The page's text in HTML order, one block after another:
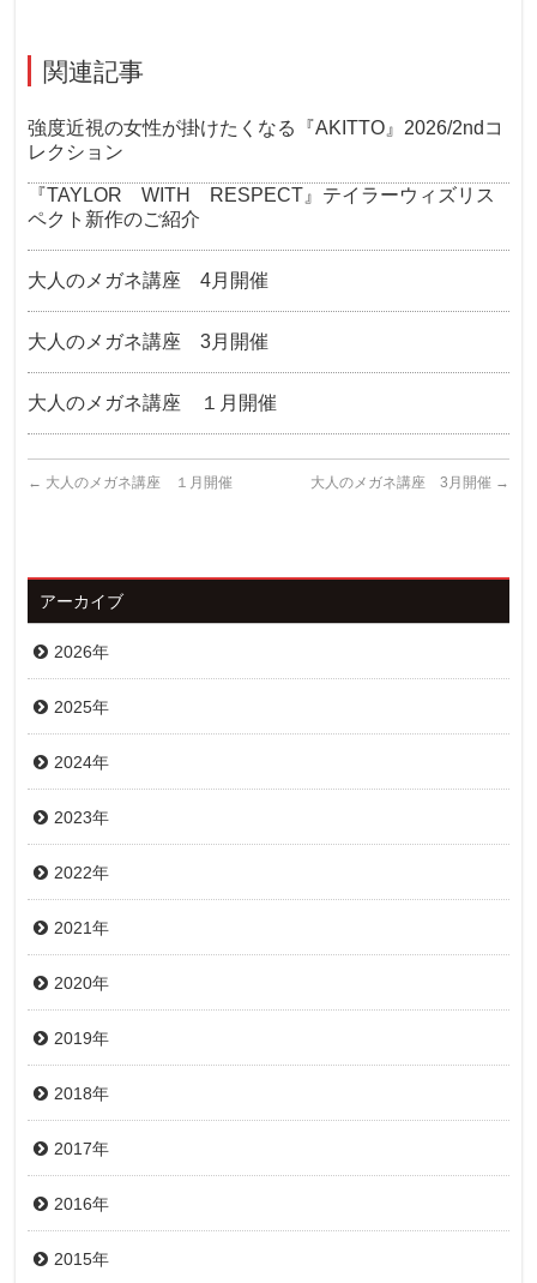
関連記事
強度近視の女性が掛けたくなる『AKITTO』2026/2ndコ
レクション
『TAYLOR WITH RESPECT』テイラーウィズリス
ペクト新作のご紹介
大人のメガネ講座 4月開催
大人のメガネ講座 3月開催
大人のメガネ講座 １月開催
← 大人のメガネ講座 １月開催 大人のメガネ講座 3月開催 →
アーカイブ
2026年
2025年
2024年
2023年
2022年
2021年
2020年
2019年
2018年
2017年
2016年
2015年